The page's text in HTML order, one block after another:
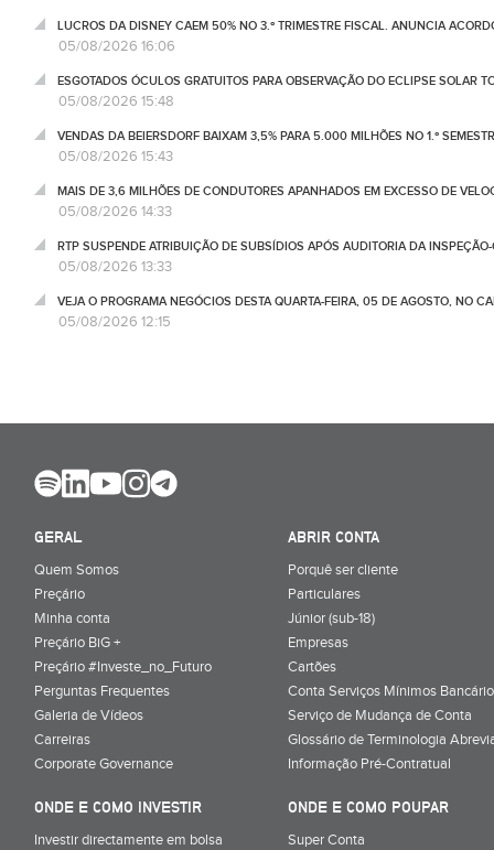
LUCROS DA DISNEY CAEM 50% NO 3.º TRIMESTRE FISCAL. ANUNCIA
05/08/2026 16:06
ESGOTADOS ÓCULOS GRATUITOS PARA OBSERVAÇÃO DO ECLIPSE SOLAR
05/08/2026 15:48
VENDAS DA BEIERSDORF BAIXAM 3,5% PARA 5.000 MILHÕES NO 1.º
05/08/2026 15:43
MAIS DE 3,6 MILHÕES DE CONDUTORES APANHADOS EM EXCESSO DE
05/08/2026 14:33
RTP SUSPENDE ATRIBUIÇÃO DE SUBSÍDIOS APÓS AUDITORIA DA
05/08/2026 13:33
VEJA O PROGRAMA NEGÓCIOS DESTA QUARTA-FEIRA, 05 DE AGOSTO, NO
05/08/2026 12:15
GERAL
Quem Somos
Preçário
Minha conta
Preçário BiG +
Preçário #Investe_no_Futuro
Perguntas Frequentes
Galeria de Vídeos
Carreiras
Corporate Governance
ABRIR CONTA
Porquê ser cliente
Particulares
Júnior (sub-18)
Empresas
Cartões
Conta Serviços Mínimos
Serviço de Mudança de Conta
Glossário de Terminologia
Informação Pré-Contratual
ONDE E COMO INVESTIR
Investir directamente em bolsa
ONDE E COMO POUPAR
Super Conta